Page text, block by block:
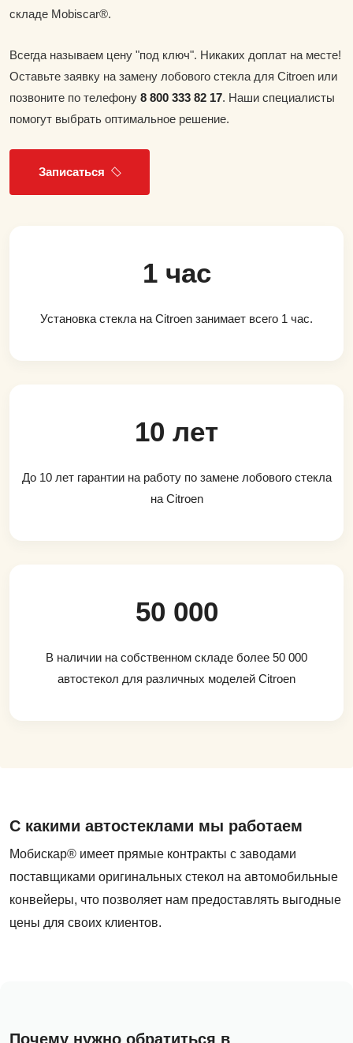
складе Mobiscar®.
Всегда называем цену "под ключ". Никаких доплат на месте!
Оставьте заявку на замену лобового стекла для Citroen или
позвоните по телефону 8 800 333 82 17. Наши специалисты
помогут выбрать оптимальное решение.
Записаться
1 час
Установка стекла на Citroen занимает всего 1 час.
10 лет
До 10 лет гарантии на работу по замене лобового стекла
на Citroen
50 000
В наличии на собственном складе более 50 000
автостекол для различных моделей Citroen
С какими автостеклами мы работаем
Мобискар® имеет прямые контракты с заводами
поставщиками оригинальных стекол на автомобильные
конвейеры, что позволяет нам предоставлять выгодные
цены для своих клиентов.
Почему нужно обратиться в